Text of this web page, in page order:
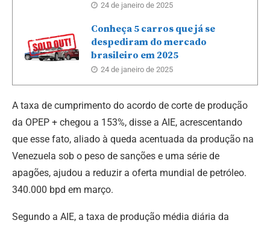
24 de janeiro de 2025
Conheça 5 carros que já se
despediram do mercado
brasileiro em 2025
24 de janeiro de 2025
A taxa de cumprimento do acordo de corte de produção
da OPEP + chegou a 153%, disse a AIE, acrescentando
que esse fato, aliado à queda acentuada da produção na
Venezuela sob o peso de sanções e uma série de
apagões, ajudou a reduzir a oferta mundial de petróleo.
340.000 bpd em março.
Segundo a AIE, a taxa de produção média diária da